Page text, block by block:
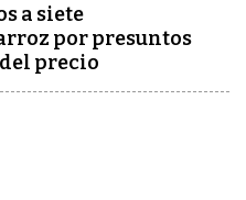
a siete
por presuntos
precio